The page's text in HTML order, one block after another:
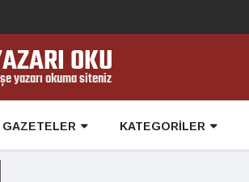
GAZETELER KATEGORİLER